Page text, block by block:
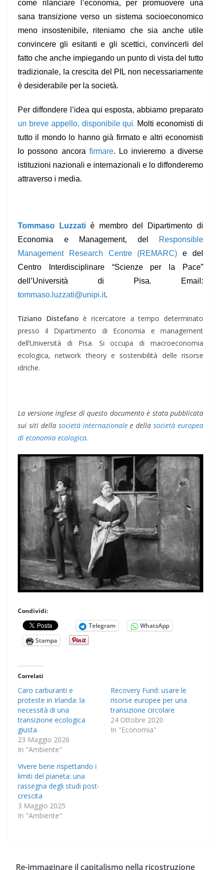
come rilanciare l’economia, per promuovere una
sana transizione verso un sistema socioeconomico
meno insostenibile, riteniamo che sia anche utile
convincere gli esitanti e gli scettici, convincerli del
fatto che anche impiegando un punto di vista del tutto
tradizionale, la crescita del PIL non necessariamente
è desiderabile per la società.
Per diffondere l’idea qui esposta, abbiamo preparato
un breve appello, disponibile qui. Molti economisti di
tutto il mondo lo hanno già firmato e altri economisti
lo possono ancora firmare. Lo invieremo a diverse
istituzioni nazionali e internazionali e lo diffonderemo
attraverso i media.
Tommaso Luzzati è membro del
Dipartimento di
Economia e Management, del
Responsible
Management Research Centre (REMARC)e del
Centro Interdisciplinare “Scienze per la Pace”
dell’Università di Pisa. Email:
tommaso.luzzati@unipi.it.
Tiziano Distefano è ricercatore a tempo determinato
presso il Dipartimento di Economia e management
dell’Università di Pisa. Si occupa di macroeconomia
ecologica, network theory e sostenibilità delle risorse
idriche.
La versione inglese di questo documento è stata pubblicata
sui siti della società internazionalee dellasocietà europea
di economia ecologica.
Condividi:
Telegram
WhatsApp
Stampa
Correlati
Caro carburanti e
proteste in Irlanda: la
necessità di una
transizione ecologica
giusta
23 Maggio 2026
In "Ambiente"
Recovery Fund: usare le
risorse europee per una
transizione circolare
24 Ottobre 2020
In "Economia"
Vivere bene rispettando i
limiti del pianeta: una
rassegna degli studi post-
crescita
3 Maggio 2025
In "Ambiente"
Re-immaginare il capitalismo nella ricostruzione